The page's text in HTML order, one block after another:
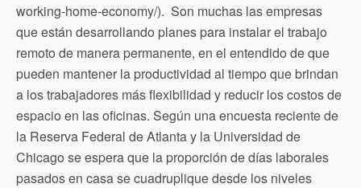
working-home-economy/). Son muchas las empresas
que están desarrollando planes para instalar el trabajo
remoto de manera permanente, en el entendido de que
pueden mantener la productividad al tiempo que brindan
a los trabajadores más flexibilidad y reducir los costos de
espacio en las oficinas. Según una encuesta reciente de
la Reserva Federal de Atlanta y la Universidad de
Chicago se espera que la proporción de días laborales
pasados ​​en casa se cuadruplique desde los niveles